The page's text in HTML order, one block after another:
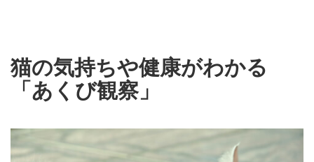
猫の気持ちや健康がわかる
「あくび観察」